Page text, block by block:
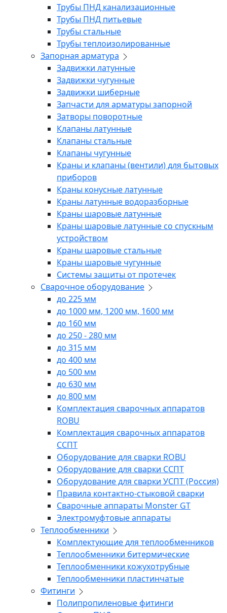
Трубы ПНД канализационные
Трубы ПНД питьевые
Трубы стальные
Трубы теплоизолированные
Запорная арматура
Задвижки латунные
Задвижки чугунные
Задвижки шиберные
Запчасти для арматуры запорной
Затворы поворотные
Клапаны латунные
Клапаны стальные
Клапаны чугунные
Краны и клапаны (вентили) для бытовых
приборов
Краны конусные латунные
Краны латунные водоразборные
Краны шаровые латунные
Краны шаровые латунные со спускным
устройством
Краны шаровые стальные
Краны шаровые чугунные
Системы защиты от протечек
Сварочное оборудование
до 225 мм
до 1000 мм, 1200 мм, 1600 мм
до 160 мм
до 250 - 280 мм
до 315 мм
до 400 мм
до 500 мм
до 630 мм
до 800 мм
Комплектация сварочных аппаратов
ROBU
Комплектация сварочных аппаратов
ССПТ
Оборудование для сварки ROBU
Оборудование для сварки ССПТ
Оборудование для сварки УСПТ (Россия)
Правила контактно-стыковой сварки
Сварочные аппараты Monster GT
Электромуфтовые аппараты
Теплообменники
Комплектующие для теплообменников
Теплообменники битермические
Теплообменники кожухотрубные
Теплообменники пластинчатые
Фитинги
Полипропиленовые фитинги